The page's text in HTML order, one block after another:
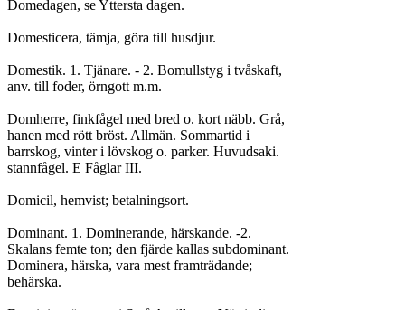
Domedagen, se Yttersta dagen.
Domesticera, tämja, göra till husdjur.
Domestik. 1. Tjänare. - 2. Bomullstyg i tvåskaft,
anv. till foder, örngott m.m.
Domherre, finkfågel med bred o. kort näbb. Grå,
hanen med rött bröst. Allmän. Sommartid i
barrskog, vinter i lövskog o. parker. Huvudsaki.
stannfågel. E Fåglar III.
Domicil, hemvist; betalningsort.
Dominant. 1. Dominerande, härskande. -2.
Skalans femte ton; den fjärde kallas subdominant.
Dominera, härska, vara mest framträdande;
behärska.